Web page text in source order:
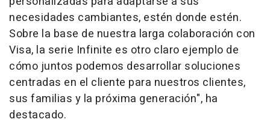
necesidades cambiantes, estén donde estén.
Sobre la base de nuestra larga colaboración con
Visa, la serie Infinite es otro claro ejemplo de
cómo juntos podemos desarrollar soluciones
centradas en el cliente para nuestros clientes,
sus familias y la próxima generación", ha
destacado.